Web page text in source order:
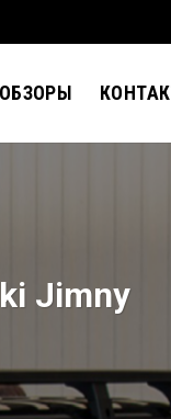
Jimny